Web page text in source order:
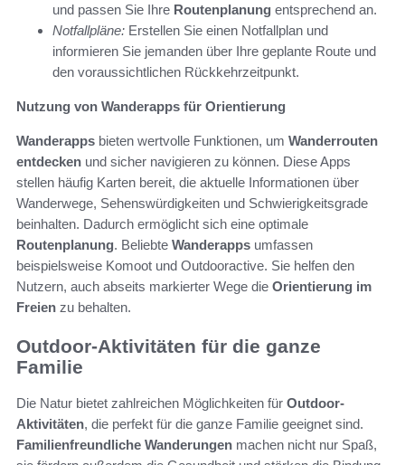
und passen Sie Ihre Routenplanung entsprechend an.
Notfallpläne: Erstellen Sie einen Notfallplan und
informieren Sie jemanden über Ihre geplante Route und
den voraussichtlichen Rückkehrzeitpunkt.
Nutzung von Wanderapps für Orientierung
Wanderapps bieten wertvolle Funktionen, um Wanderrouten
entdecken und sicher navigieren zu können. Diese Apps
stellen häufig Karten bereit, die aktuelle Informationen über
Wanderwege, Sehenswürdigkeiten und Schwierigkeitsgrade
beinhalten. Dadurch ermöglicht sich eine optimale
Routenplanung. Beliebte Wanderapps umfassen
beispielsweise Komoot und Outdooractive. Sie helfen den
Nutzern, auch abseits markierter Wege die Orientierung im
Freien zu behalten.
Outdoor-Aktivitäten für die ganze
Familie
Die Natur bietet zahlreichen Möglichkeiten für Outdoor-
Aktivitäten, die perfekt für die ganze Familie geeignet sind.
Familienfreundliche Wanderungen machen nicht nur Spaß,